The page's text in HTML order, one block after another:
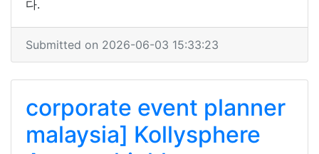
다.
Submitted on 2026-06-03 15:33:23
corporate event planner
malaysia] Kollysphere